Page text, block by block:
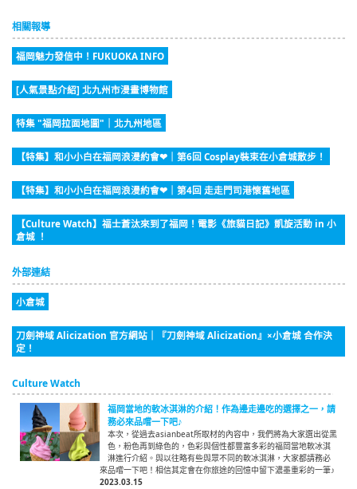
相關報導
福岡魅力發信中！FUKUOKA INFO
[人氣景點介紹] 北九州市漫畫博物館
特集 "福岡拉面地圖"｜北九州地區
【特集】和小小白在福岡浪漫約會❤｜第6回 Cosplay裝束在小倉城散步！
【特集】和小小白在福岡浪漫約會❤｜第4回 走走門司港懷舊地區
【Culture Watch】福士蒼汰來到了福岡！電影《旅貓日記》凱旋活動 in 小
倉城 ！
外部連結
小倉城
刀劍神域 Alicization 官方網站｜『刀劍神域 Alicization』×小倉城 合作決
定！
Culture Watch
福岡當地的軟冰淇淋的介紹！作為邊走邊吃的選擇之一，請
務必來品嚐一下吧♪
本次，從過去asianbeat所取材的內容中，我們將為大家選出從黑
色，粉色再到綠色的，色彩與個性都豐富多彩的福岡當地軟冰淇
淋進行介紹。與以往略有些與眾不同的軟冰淇淋，大家都請務必
來品嚐一下吧！相信其定會在你旅途的回憶中留下濃墨重彩的一筆♪
2023.03.15